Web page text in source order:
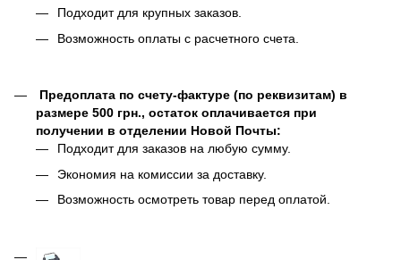
Подходит для крупных заказов.
Возможность оплаты с расчетного счета.
Предоплата по счету-фактуре (по реквизитам) в
размере 500 грн., остаток оплачивается при
получении в отделении Новой Почты:
Подходит для заказов на любую сумму.
Экономия на комиссии за доставку.
Возможность осмотреть товар перед оплатой.